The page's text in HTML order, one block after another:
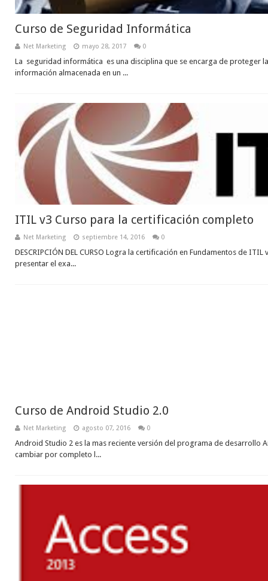
Curso de Seguridad Informática
Net Marketing mayo 28, 2017 0
La seguridad informática es una disciplina que se encarga de proteger
información almacenada en un ...
ITIL v3 Curso para la certificación completo
Net Marketing septiembre 14, 2016 0
DESCRIPCIÓN DEL CURSO Logra la certificación en Fundamentos de
presentar el exa...
Curso de Android Studio 2.0
Net Marketing agosto 07, 2016 0
Android Studio 2 es la mas reciente versión del programa de desarrollo
cambiar por completo l...